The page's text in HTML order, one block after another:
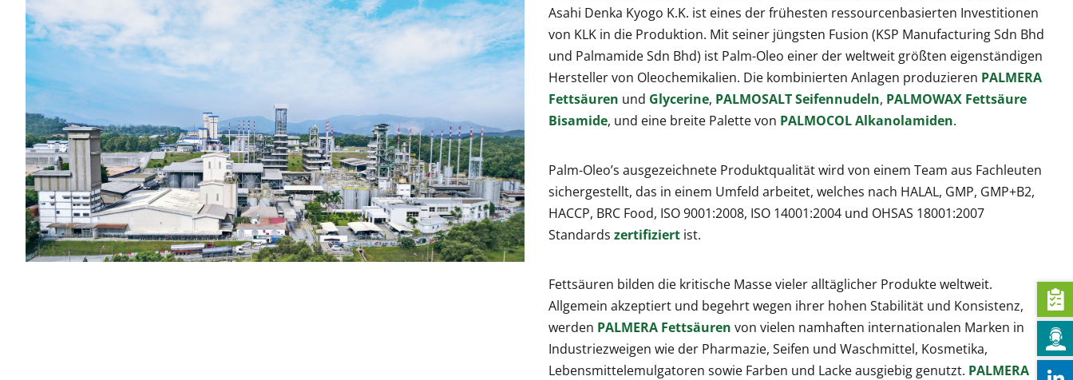
Asahi Denka Kyogo K.K. ist eines der frühesten ressourcenbasierten Investitionen
von KLK in die Produktion. Mit seiner jüngsten Fusion (KSP Manufacturing Sdn Bhd
und Palmamide Sdn Bhd) ist Palm-Oleo einer der weltweit größten eigenständigen
Hersteller von Oleochemikalien. Die kombinierten Anlagen produzieren PALMERA
Fettsäuren und Glycerine, PALMOSALT Seifennudeln, PALMOWAX Fettsäure
Bisamide, und eine breite Palette von PALMOCOL Alkanolamiden.
Palm-Oleo’s ausgezeichnete Produktqualität wird von einem Team aus Fachleuten
sichergestellt, das in einem Umfeld arbeitet, welches nach HALAL, GMP, GMP+B2,
HACCP, BRC Food, ISO 9001:2008, ISO 14001:2004 und OHSAS 18001:2007
Standards zertifiziert ist.
Fettsäuren bilden die kritische Masse vieler alltäglicher Produkte weltweit.
Allgemein akzeptiert und begehrt wegen ihrer hohen Stabilität und Konsistenz,
werden PALMERA Fettsäuren von vielen namhaften internationalen Marken in
Industriezweigen wie der Pharmazie, Seifen und Waschmittel, Kosmetika,
Lebensmittelemulgatoren sowie Farben und Lacke ausgiebig genutzt. PALMERA